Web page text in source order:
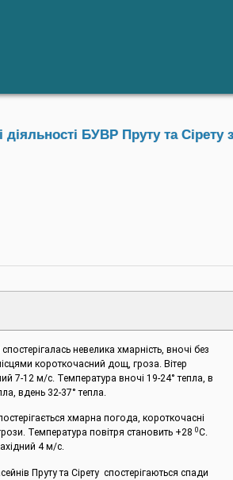
БУВР Пруту та Сірету
невелика хмарність, вночі без
короткочасний дощ, гроза. Вітер
7-12 м/с. Температура вночі 19-24° тепла, в
вдень 32-37° тепла.
хмарна погода, короткочасні
Температура повітря становить +280С.
4 м/с.
Пруту та Сірету спостерігаються спади